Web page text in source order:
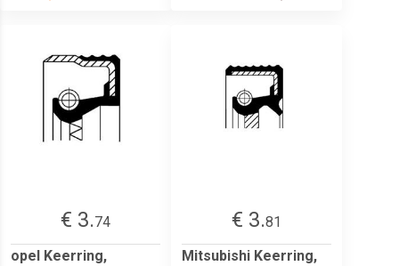
€ 3.74
opel Keerring,
€ 3.81
Mitsubishi Keerring,